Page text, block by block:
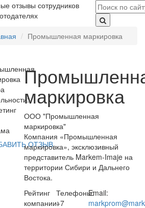
отзывы сотрудников
Промышленная маркировка
ОТЗЫВ
маркировка
ООО "Промышленная
маркировка"
Компания «Промышленная
маркировка», эксклюзивный
представитель Markem-Imaje на
территории Сибири и Дальнего
Востока.
Рейтинг
компании:
Телефоны:
+7
Email: